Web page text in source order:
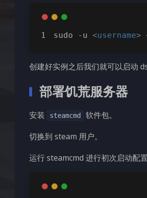
sudo -u <username>
创建好实例之后我们就可以启动
部署饥荒服务器
安装 steamcmd
软件包。
切换到 steam 用户。
运行 steamcmd 进行初次启动配置